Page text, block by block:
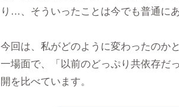
り…、そういったことは今でも普通にあ
今回は、私がどのように変わったのか
一場面で、「以前のどっぷり共依存だ
開を比べています。